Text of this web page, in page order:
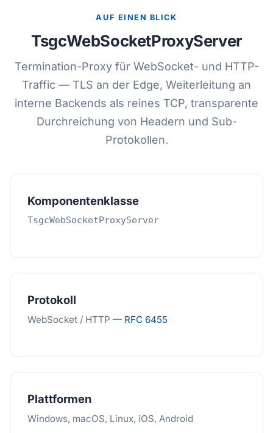
AUF EINEN BLICK
TsgcWebSocketProxyServer
Termination-Proxy für WebSocket- und HTTP-
Traffic — TLS an der Edge, Weiterleitung an
interne Backends als reines TCP, transparente
Durchreichung von Headern und Sub-
Protokollen.
Komponentenklasse
TsgcWebSocketProxyServer
Protokoll
WebSocket / HTTP — RFC 6455
Plattformen
Windows, macOS, Linux, iOS, Android